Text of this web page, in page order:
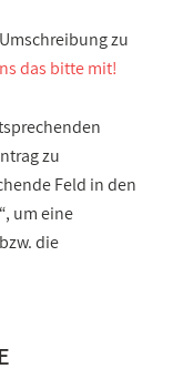
zu
das bitte mit!
zu
Feld in den
um eine
die